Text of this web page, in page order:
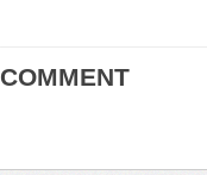
COMMENT